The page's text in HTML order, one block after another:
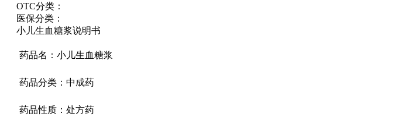
OTC分类：
医保分类：
小儿生血糖浆说明书
药品名：小儿生血糖浆
药品分类：中成药
药品性质：处方药